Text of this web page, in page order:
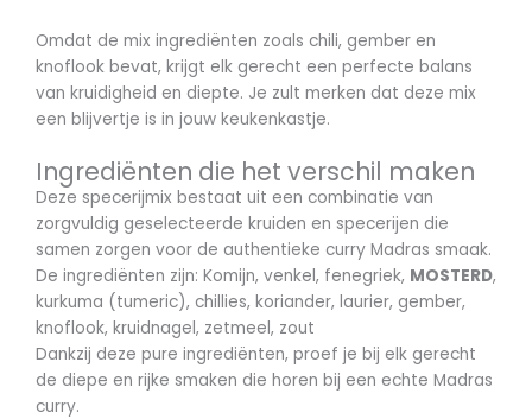
Omdat de mix ingrediënten zoals chili, gember en
knoflook bevat, krijgt elk gerecht een perfecte balans
van kruidigheid en diepte. Je zult merken dat deze mix
een blijvertje is in jouw keukenkastje.
Ingrediënten die het verschil maken
Deze specerijmix bestaat uit een combinatie van
zorgvuldig geselecteerde kruiden en specerijen die
samen zorgen voor de authentieke curry Madras smaak.
De ingrediënten zijn: Komijn, venkel, fenegriek, MOSTERD,
kurkuma (tumeric), chillies, koriander, laurier, gember,
knoflook, kruidnagel, zetmeel, zout
Dankzij deze pure ingrediënten, proef je bij elk gerecht
de diepe en rijke smaken die horen bij een echte Madras
curry.